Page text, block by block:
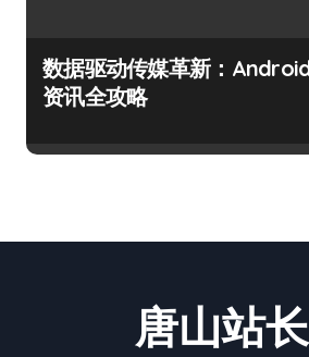
数据驱动传媒革新：
资讯全攻略
唐山站